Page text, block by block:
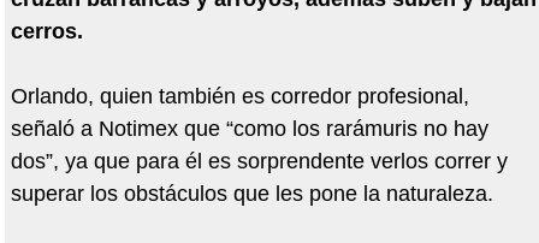
cerros.
Orlando, quien también es corredor profesional,
señaló a Notimex que “como los rarámuris no hay
dos”, ya que para él es sorprendente verlos correr y
superar los obstáculos que les pone la naturaleza.